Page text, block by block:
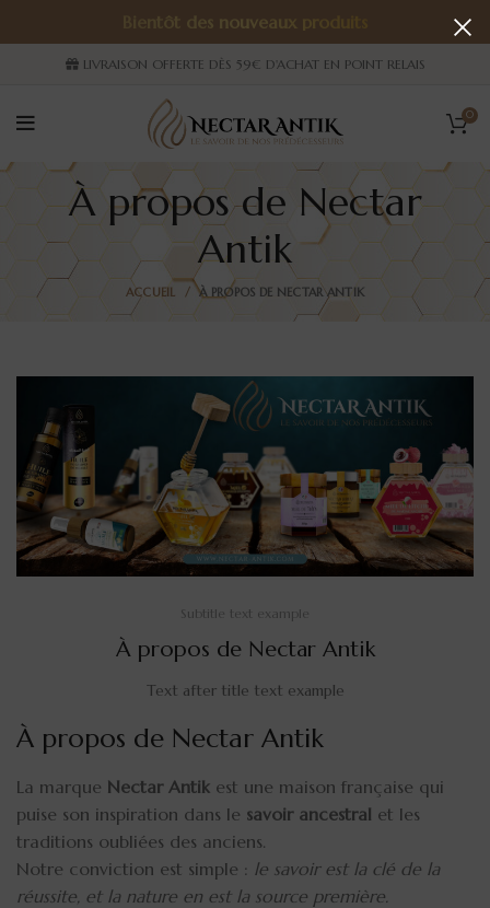
LIVRAISON OFFERTE DÈS 59€ D'ACHAT EN POINT RELAIS
0
À propos de Nectar
Antik
ACCUEIL À PROPOS DE NECTAR ANTIK
Subtitle text example
À propos de Nectar Antik
Text after title text example
À propos de Nectar Antik
La marque Nectar Antik est une maison française qui
puise son inspiration dans le savoir ancestral et les
traditions oubliées des anciens.
Notre conviction est simple : le savoir est la clé de la
réussite, et la nature en est la source première.
Bientôt des nouveaux produits